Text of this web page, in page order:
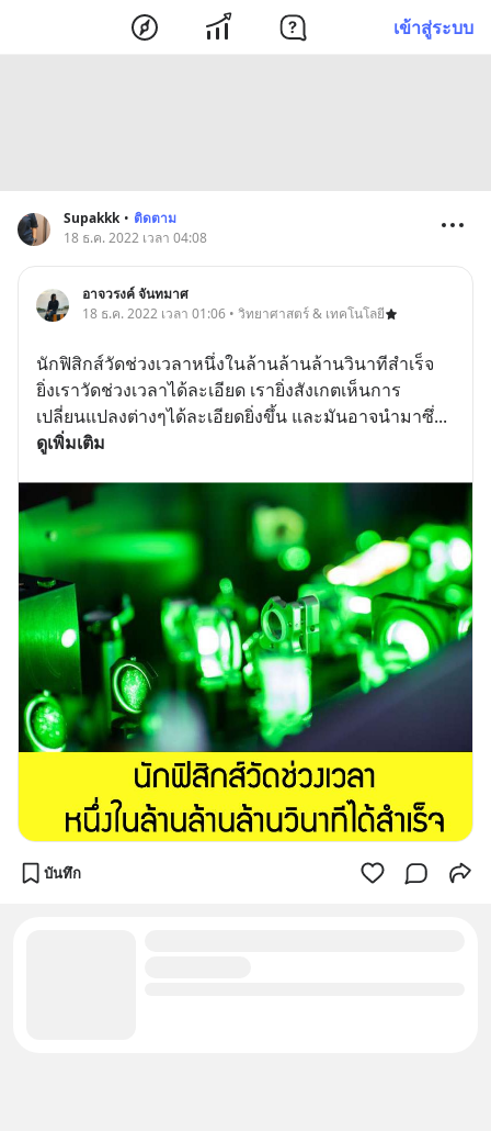
เข้าสู่ระบบ
Supakkk • ติดตาม
18 ธ.ค. 2022 เวลา 04:08
อาจวรงค์ จันทมาศ
18 ธ.ค. 2022 เวลา 01:06 • วิทยาศาสตร์ & เทคโนโลยี
นักฟิสิกส์วัดช่วงเวลาหนึ่งในล้านล้านล้านวินาทีสำเร็จ
ยิ่งเราวัดช่วงเวลาได้ละเอียด เรายิ่งสังเกตเห็นการ
เปลี่ยนแปลงต่างๆได้ละเอียดยิ่งขึ้น และมันอาจนำมาซึ่
ดูเพิ่มเติม
บันทึก